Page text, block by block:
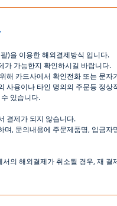
)을 이용한해외결제방식 입니다.
가 가능한지 확인하시길 바랍니다.
위해 카드사에서 확인전화 또는 문자
사용이나 타인 명의의 주문등 정상
수 있습니다.
결제가 되지 않습니다.
며 문의내용에 주문제품명 입금자
서의 해외결제가취소될 경우 재 결